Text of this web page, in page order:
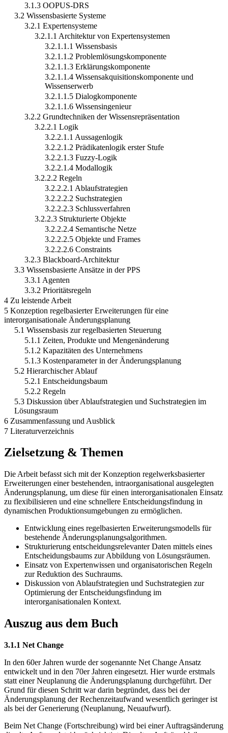
3.1.3 OOPUS-DRS
3.2 Wissensbasierte Systeme
3.2.1 Expertensysteme
3.2.1.1 Architektur von Expertensystemen
3.2.1.1.1 Wissensbasis
3.2.1.1.2 Problemlösungskomponente
3.2.1.1.3 Erklärungskomponente
3.2.1.1.4 Wissensakquisitionskomponente und
Wissenserwerb
3.2.1.1.5 Dialogkomponente
3.2.1.1.6 Wissensingenieur
3.2.2 Grundtechniken der Wissensrepräsentation
3.2.2.1 Logik
3.2.2.1.1 Aussagenlogik
3.2.2.1.2 Prädikatenlogik erster Stufe
3.2.2.1.3 Fuzzy-Logik
3.2.2.1.4 Modallogik
3.2.2.2 Regeln
3.2.2.2.1 Ablaufstrategien
3.2.2.2.2 Suchstrategien
3.2.2.2.3 Schlussverfahren
3.2.2.3 Strukturierte Objekte
3.2.2.2.4 Semantische Netze
3.2.2.2.5 Objekte und Frames
3.2.2.2.6 Constraints
3.2.3 Blackboard-Architektur
3.3 Wissensbasierte Ansätze in der PPS
3.3.1 Agenten
3.3.2 Prioritätsregeln
4 Zu leistende Arbeit
5 Konzeption regelbasierter Erweiterungen für eine
interorganisationale Änderungsplanung
5.1 Wissensbasis zur regelbasierten Steuerung
5.1.1 Zeiten, Produkte und Mengenänderung
5.1.2 Kapazitäten des Unternehmens
5.1.3 Kostenparameter in der Änderungsplanung
5.2 Hierarchischer Ablauf
5.2.1 Entscheidungsbaum
5.2.2 Regeln
5.3 Diskussion über Ablaufstrategien und Suchstrategien im
Lösungsraum
6 Zusammenfassung und Ausblick
7 Literaturverzeichnis
Zielsetzung & Themen
Die Arbeit befasst sich mit der Konzeption regelwerksbasierter
Erweiterungen einer bestehenden, intraorganisational ausgelegten
Änderungsplanung, um diese für einen interorganisationalen Einsatz
zu flexibilisieren und eine schnellere Entscheidungsfindung in
dynamischen Produktionsumgebungen zu ermöglichen.
Entwicklung eines regelbasierten Erweiterungsmodells für
bestehende Änderungsplanungsalgorithmen.
Strukturierung entscheidungsrelevanter Daten mittels eines
Entscheidungsbaums zur Abbildung von Lösungsräumen.
Einsatz von Expertenwissen und organisatorischen Regeln
zur Reduktion des Suchraums.
Diskussion von Ablaufstrategien und Suchstrategien zur
Optimierung der Entscheidungsfindung im
interorganisationalen Kontext.
Auszug aus dem Buch
3.1.1 Net Change
In den 60er Jahren wurde der sogenannte Net Change Ansatz
entwickelt und in den 70er Jahren eingesetzt. Hier wurde erstmals
statt einer Neuplanung die Änderungsplanung durchgeführt. Der
Grund für diesen Schritt war darin begründet, dass bei der
Änderungsplanung der Rechenzeitaufwand wesentlich geringer ist
als bei der Generierung (Neuplanung, Neuaufwurf).
Beim Net Change (Fortschreibung) wird bei einer Auftragsänderung